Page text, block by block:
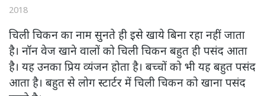
2018
चिली चिकन का नाम सुनते ही इसे खाये बिना रहा नहीं जाता
है। नॉन वेज खाने वालों को चिली चिकन बहुत ही पसंद आता
है। यह उनका प्रिय व्यंजन होता है। बच्चों को भी यह बहुत पसंद
आता है। बहुत से लोग स्टार्टर में चिली चिकन को खाना पसंद